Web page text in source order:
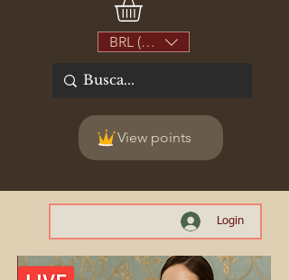
BRL (R$)
View points
Login